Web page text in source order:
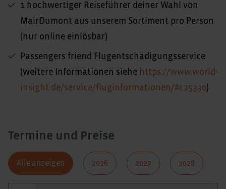
1 hochwertiger Reiseführer deiner Wahl von
MairDumont aus unserem Sortiment pro Person
(nur online einlösbar)
Passengers friend Flugentschädigungsservice
(weitere Informationen siehe https://www.world-
insight.de/service/fluginformationen/#c25330)
Termine und Preise
Alle anzeigen 2026 2027 2028